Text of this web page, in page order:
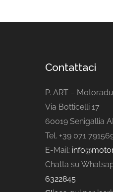
Contattaci
P. ART –
Via Botticelli 17
60019 Senigallia
Tel. +39 071
E-Mail:
Chatta su
6322845